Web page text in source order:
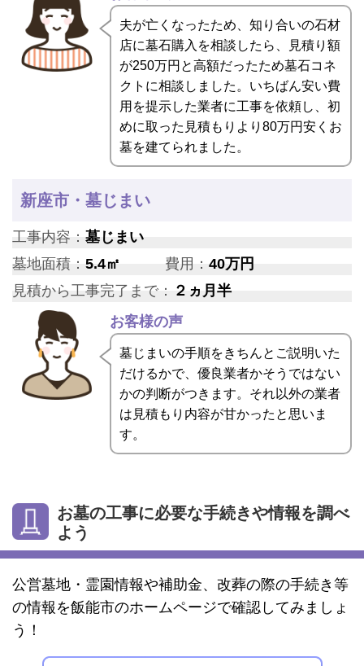
夫が亡くなったため、知り合いの石材
店に墓石購入を相談したら、見積り額
が250万円と高額だったため墓石コネ
クトに相談しました。いちばん安い費
用を提示した業者に工事を依頼し、初
めに取った見積もりより80万円安くお
墓を建てられました。
新座市・墓じまい
工事内容： 墓じまい
墓地面積： 5.4㎡ 費用：40万円
見積から工事完了まで： ２ヵ月半
お客様の声
墓じまいの手順をきちんとご説明いた
だけるかで、優良業者かそうではない
かの判断がつきます。それ以外の業者
は見積もり内容が甘かったと思いま
す。
お墓の工事に必要な手続きや情報を調べ
よう
公営墓地・霊園情報や補助金、改葬の際の手続き等
の情報を飯能市のホームページで確認してみましょ
う！